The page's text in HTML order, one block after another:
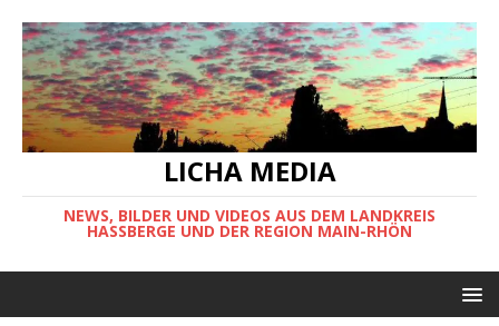
LICHA MEDIA
NEWS, BILDER UND VIDEOS AUS DEM LANDKREIS
HASSBERGE UND DER REGION MAIN-RHÖN